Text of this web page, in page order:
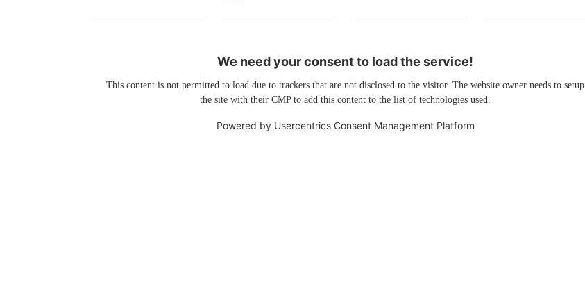
We need your consent to load the service!
This content is not permitted to load due to trackers that are not disclosed to the visitor. The website owner needs to setup
the site with their CMP to add this content to the list of technologies used.
Powered by Usercentrics Consent Management Platform